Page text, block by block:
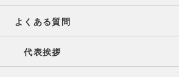
よくある質問
代表挨拶